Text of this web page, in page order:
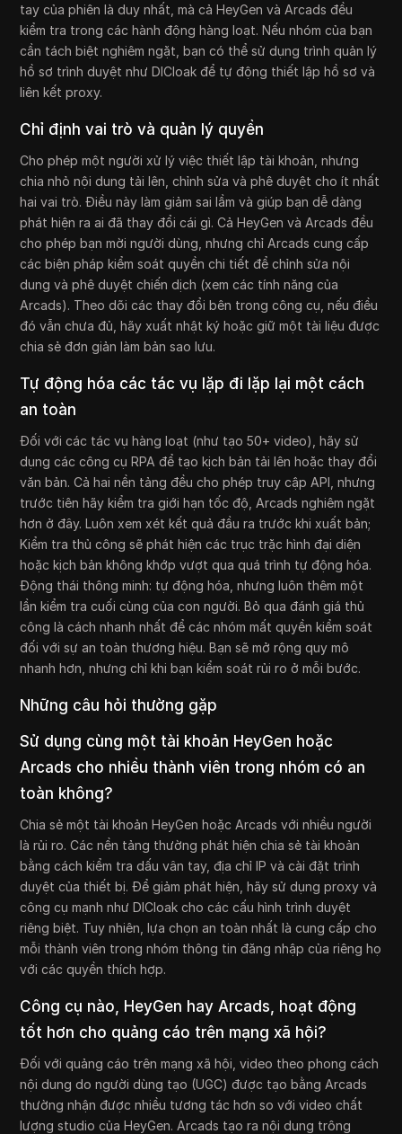
tay của phiên là duy nhất, mà cả HeyGen và Arcads đều
kiểm tra trong các hành động hàng loạt. Nếu nhóm của bạn
cần tách biệt nghiêm ngặt, bạn có thể sử dụng trình quản lý
hồ sơ trình duyệt như DICloak để tự động thiết lập hồ sơ và
liên kết proxy.
Chỉ định vai trò và quản lý quyền
Cho phép một người xử lý việc thiết lập tài khoản, nhưng
chia nhỏ nội dung tải lên, chỉnh sửa và phê duyệt cho ít nhất
hai vai trò. Điều này làm giảm sai lầm và giúp bạn dễ dàng
phát hiện ra ai đã thay đổi cái gì. Cả HeyGen và Arcads đều
cho phép bạn mời người dùng, nhưng chỉ Arcads cung cấp
các biện pháp kiểm soát quyền chi tiết để chỉnh sửa nội
dung và phê duyệt chiến dịch (xem các tính năng của
Arcads). Theo dõi các thay đổi bên trong công cụ, nếu điều
đó vẫn chưa đủ, hãy xuất nhật ký hoặc giữ một tài liệu được
chia sẻ đơn giản làm bản sao lưu.
Tự động hóa các tác vụ lặp đi lặp lại một cách
an toàn
Đối với các tác vụ hàng loạt (như tạo 50+ video), hãy sử
dụng các công cụ RPA để tạo kịch bản tải lên hoặc thay đổi
văn bản. Cả hai nền tảng đều cho phép truy cập API, nhưng
trước tiên hãy kiểm tra giới hạn tốc độ, Arcads nghiêm ngặt
hơn ở đây. Luôn xem xét kết quả đầu ra trước khi xuất bản;
Kiểm tra thủ công sẽ phát hiện các trục trặc hình đại diện
hoặc kịch bản không khớp vượt qua quá trình tự động hóa.
Động thái thông minh: tự động hóa, nhưng luôn thêm một
lần kiểm tra cuối cùng của con người. Bỏ qua đánh giá thủ
công là cách nhanh nhất để các nhóm mất quyền kiểm soát
đối với sự an toàn thương hiệu. Bạn sẽ mở rộng quy mô
nhanh hơn, nhưng chỉ khi bạn kiểm soát rủi ro ở mỗi bước.
Những câu hỏi thường gặp
Sử dụng cùng một tài khoản HeyGen hoặc
Arcads cho nhiều thành viên trong nhóm có an
toàn không?
Chia sẻ một tài khoản HeyGen hoặc Arcads với nhiều người
là rủi ro. Các nền tảng thường phát hiện chia sẻ tài khoản
bằng cách kiểm tra dấu vân tay, địa chỉ IP và cài đặt trình
duyệt của thiết bị. Để giảm phát hiện, hãy sử dụng proxy và
công cụ mạnh như DICloak cho các cấu hình trình duyệt
riêng biệt. Tuy nhiên, lựa chọn an toàn nhất là cung cấp cho
mỗi thành viên trong nhóm thông tin đăng nhập của riêng họ
với các quyền thích hợp.
Công cụ nào, HeyGen hay Arcads, hoạt động
tốt hơn cho quảng cáo trên mạng xã hội?
Đối với quảng cáo trên mạng xã hội, video theo phong cách
nội dung do người dùng tạo (UGC) được tạo bằng Arcads
thường nhận được nhiều tương tác hơn so với video chất
lượng studio của HeyGen. Arcads tạo ra nội dung trông